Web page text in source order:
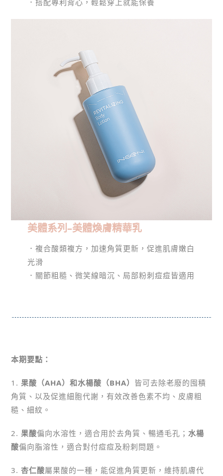
．搭配專利背心，輕鬆穿上就能保養
美體系列–美體煥膚精華乳
．複合酸類複方，加速角質更新，促進肌膚嫩白
光滑
．關節粗糙、微笑線暗沉、局部粉刺痘痘皆適用
本期要點：
1. 果酸（AHA）和水楊酸（BHA） 皆可去除老廢的囤積
角質、以及促進細胞代謝，有效改善色素不均、皮膚粗
糙、細紋。
2. 果酸偏向水溶性，適合用於去角質、暢通毛孔；水楊
酸偏向脂溶性，適合對付痘痘及粉刺問題。
3.杏仁酸屬果酸的一種，能促進角質更新，維持肌膚代